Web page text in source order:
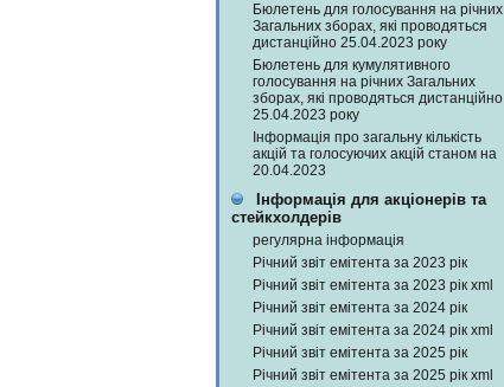
Бюлетень для голосування на річних
Загальних зборах, які проводяться
дистанційно 25.04.2023 року
Бюлетень для кумулятивного
голосування на річних Загальних
зборах, які проводяться дистанційно
25.04.2023 року
Інформація про загальну кількість
акцій та голосуючих акцій станом на
20.04.2023
Інформація для акціонерів та
стейкхолдерів
регулярна інформація
Річний звіт емітента за 2023 рік
Річний звіт емітента за 2023 рік xml
Річний звіт емітента за 2024 рік
Річний звіт емітента за 2024 рік xml
Річний звіт емітента за 2025 рік
Річний звіт емітента за 2025 рік xml